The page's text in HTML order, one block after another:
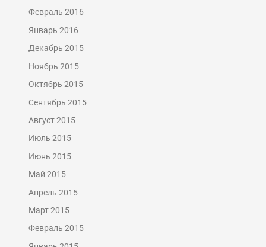
Февраль 2016
Январь 2016
Декабрь 2015
Ноябрь 2015
Октябрь 2015
Сентябрь 2015
Август 2015
Июль 2015
Июнь 2015
Май 2015
Апрель 2015
Март 2015
Февраль 2015